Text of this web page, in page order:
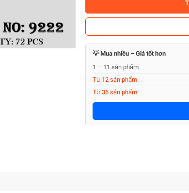
💡 Mua nhiều – Giá tốt hơn
1 – 11 sản phẩm
Từ 12 sản phẩm
Từ 36 sản phẩm